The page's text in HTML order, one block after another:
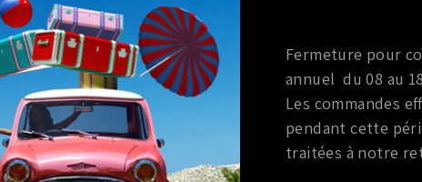
Inox de qualité aviation.
Systemes basse pression pour un maximum de
Constante évolution de la gamme et amélioration
Les échappements Milltek sont produits en acier
304.Ce matériel est antimagnétique (Ce qui n est
susceptible a la décoloration. Cette qualité d’ acier
ainsi que le silencieux.Le diametre des systemes
performance sans perte de couple.Milltek produit
Fermeture pour
annuel du 08 au
Les commandes
pendant cette
traitées à notre